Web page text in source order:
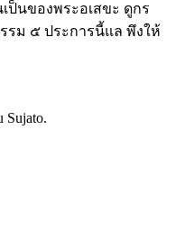
นของพระอเสขะ ดูกร
รม ๕ ประการนี้แล พึงให้
Sujato.